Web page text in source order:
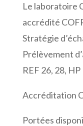
Le laboratoire
accrédité
Stratégie
Prélèvement
REF 26, 28,
Accréditation
Portées